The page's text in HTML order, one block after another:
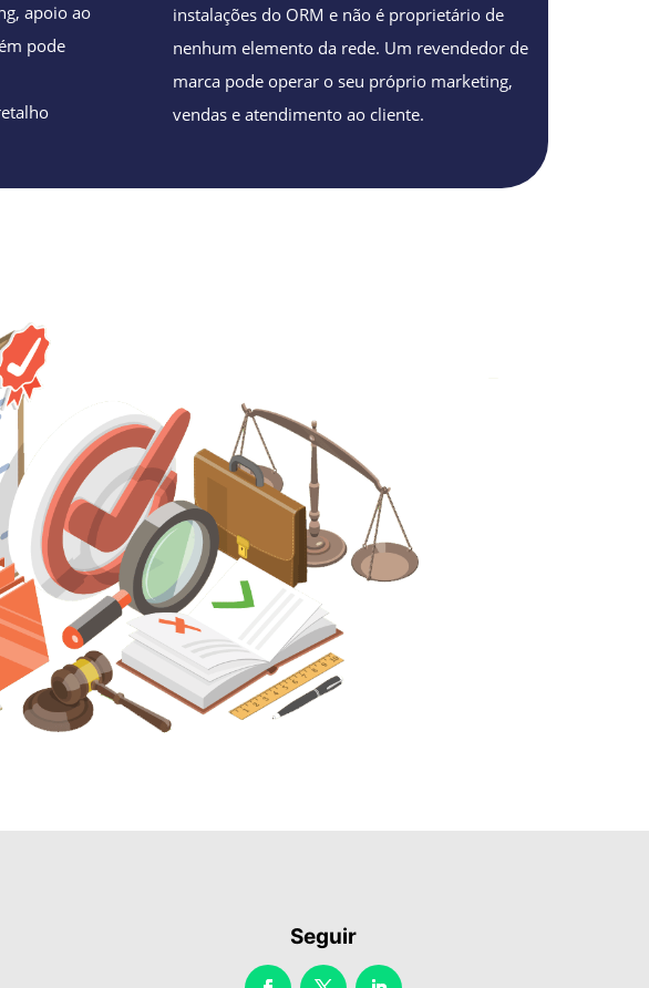
apoio ao
pode
instalações do ORM e não é proprietário de
nenhum elemento da rede. Um revendedor de
marca pode operar o seu próprio marketing,
vendas e atendimento ao cliente.
Seguir